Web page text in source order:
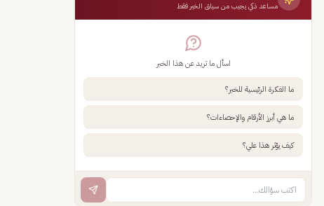
مساعد ذكي يجيب من سياق الخبر فقط
اسأل ما تريد عن هذا الخبر
ما الفكرة الرئيسية للخبر؟
ما هي أبرز الأرقام والإحصاءات؟
كيف يؤثر هذا علي؟